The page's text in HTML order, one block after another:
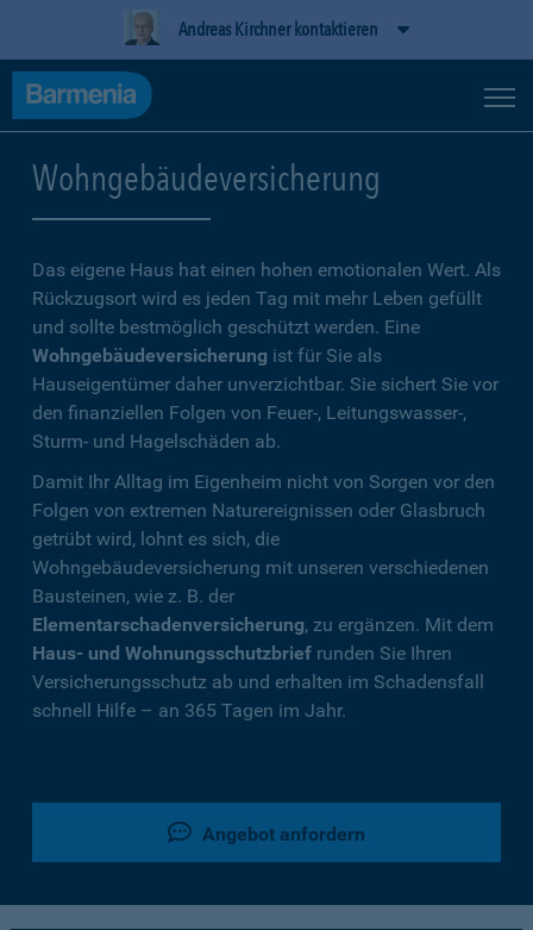
Andreas Kirchner kontaktieren
Wohngebäudeversicherung
Das eigene Haus hat einen hohen emotionalen Wert. Als
Rückzugsort wird es jeden Tag mit mehr Leben gefüllt
und sollte bestmöglich geschützt werden. Eine
Wohngebäudeversicherung ist für Sie als
Hauseigentümer daher unverzichtbar. Sie sichert Sie vor
den finanziellen Folgen von Feuer-, Leitungswasser-,
Sturm- und Hagelschäden ab.
Damit Ihr Alltag im Eigenheim nicht von Sorgen vor den
Folgen von extremen Naturereignissen oder Glasbruch
getrübt wird, lohnt es sich, die
Wohngebäudeversicherung mit unseren verschiedenen
Bausteinen, wie z. B. der
Elementarschadenversicherung, zu ergänzen. Mit dem
Haus- und Wohnungsschutzbrief runden Sie Ihren
Versicherungsschutz ab und erhalten im Schadensfall
schnell Hilfe – an 365 Tagen im Jahr.
Angebot anfordern